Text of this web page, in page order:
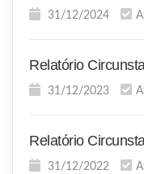
31/12/2024
Relatório
31/12/2023
Relatório
31/12/2022